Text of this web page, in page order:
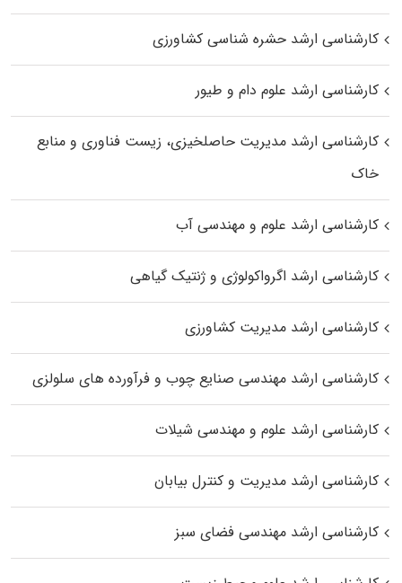
کارشناسی ارشد حشره‌ شناسی کشاورزی
کارشناسی ارشد علوم دام و طیور
کارشناسی ارشد مدیریت حاصلخیزی، زیست فناوری و منابع
خاک
کارشناسی ارشد علوم و مهندسی آب
کارشناسی ارشد اگرواکولوژی و ژنتیک گیاهی
کارشناسی ارشد مدیریت کشاورزی
کارشناسی ارشد مهندسی صنایع چوب و فرآورده‌ های سلولزی
کارشناسی ارشد علوم و مهندسی شیلات
کارشناسی ارشد مدیریت و کنترل بیابان
کارشناسی ارشد مهندسی فضای سبز